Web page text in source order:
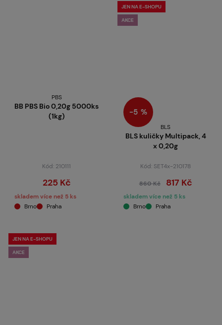
PBS
BB PBS Bio 0,20g 5000ks
(1kg)
Kód: 210111
225 Kč
skladem více než 5 ks
Brno
Praha
−5 %
JEN NA E-SHOPU
AKCE
BLS
BLS kuličky Multipack, 4
x 0,20g
Kód: SET4x-210178
860 Kč 817 Kč
skladem více než 5 ks
Brno
Praha
JEN NA E-SHOPU
AKCE